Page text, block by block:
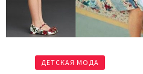
ДЕТСКАЯ МОДА